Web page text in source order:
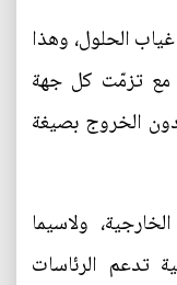
الحلول، وهذا
مع تزمّت كل جهة
دون الخروج بصيغة
ولاسيما
تدعم الرئاسات